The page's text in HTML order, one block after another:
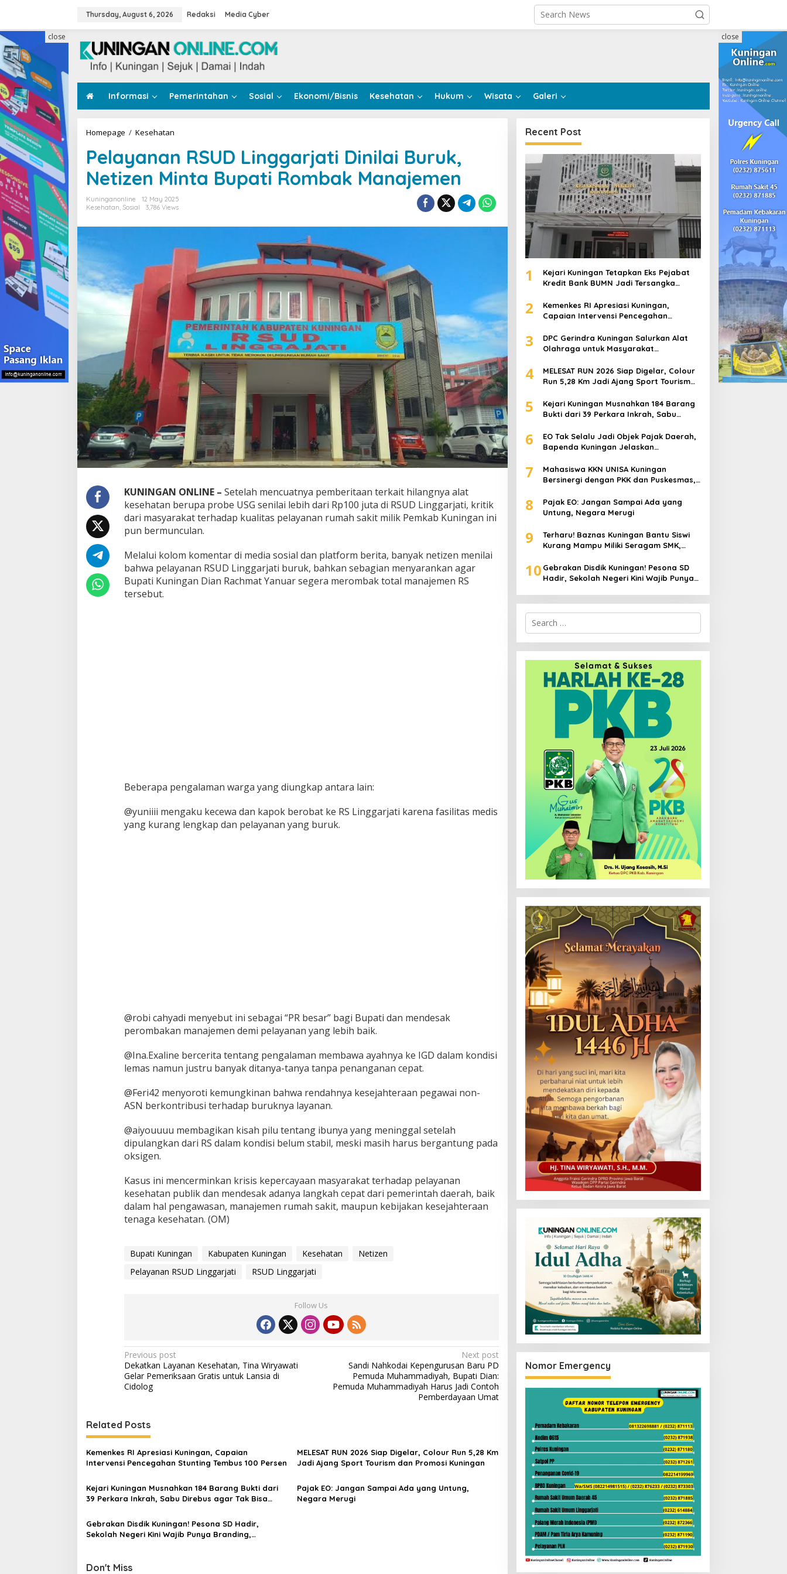
Thursday, August 6, 2026 Redaksi Media Cyber
Informasi Pemerintahan Sosial Ekonomi/Bisnis Kesehatan Hukum Wisata Galeri
close close
Homepage / Kesehatan
Linggarjati
Dinilai
Buruk,
Netizen
Minta
Bupati
Manajemen
Pelayanan RSUD Linggarjati Dinilai Buruk,
Netizen Minta Bupati Rombak Manajemen
Kuninganonline
12 May 2025
Kesehatan Sosial 3,786 Views
KUNINGAN ONLINE – Setelah mencuatnya pemberitaan terkait hilangnya alat
kesehatan berupa probe USG senilai lebih dari Rp100 juta di RSUD Linggarjati, kritik
dari masyarakat terhadap kualitas pelayanan rumah sakit milik Pemkab Kuningan ini
pun bermunculan.
Melalui kolom komentar di media sosial dan platform berita, banyak netizen menilai
bahwa pelayanan RSUD Linggarjati buruk, bahkan sebagian menyarankan agar
Bupati Kuningan Dian Rachmat Yanuar segera merombak total manajemen RS
tersebut.
Beberapa pengalaman warga yang diungkap antara lain:
@yuniiii mengaku kecewa dan kapok berobat ke RS Linggarjati karena fasilitas medis
yang kurang lengkap dan pelayanan yang buruk.
@robi cahyadi menyebut ini sebagai “PR besar” bagi Bupati dan mendesak
perombakan manajemen demi pelayanan yang lebih baik.
@Ina.Exaline bercerita tentang pengalaman membawa ayahnya ke IGD dalam kondisi
lemas namun justru banyak ditanya-tanya tanpa penanganan cepat.
@Feri42 menyoroti kemungkinan bahwa rendahnya kesejahteraan pegawai non-
ASN berkontribusi terhadap buruknya layanan.
@aiyouuuu membagikan kisah pilu tentang ibunya yang meninggal setelah
dipulangkan dari RS dalam kondisi belum stabil, meski masih harus bergantung pada
oksigen.
Kasus ini mencerminkan krisis kepercayaan masyarakat terhadap pelayanan
kesehatan publik dan mendesak adanya langkah cepat dari pemerintah daerah, baik
dalam hal pengawasan, manajemen rumah sakit, maupun kebijakan kesejahteraan
tenaga kesehatan. (OM)
Bupati Kuningan Kabupaten Kuningan Kesehatan
Netizen
Pelayanan RSUD Linggarjati
RSUD Linggarjati
Follow Us
Post
navigation
Previous post
Dekatkan Layanan Kesehatan, Tina Wiryawati
Gelar Pemeriksaan Gratis untuk Lansia di
Cidolog
Next post
Sandi Nahkodai Kepengurusan Baru PD
Pemuda Muhammadiyah, Bupati Dian:
Pemuda Muhammadiyah Harus Jadi Contoh
Pemberdayaan Umat
Related Posts
Kemenkes RI Apresiasi Kuningan, Capaian
Intervensi Pencegahan Stunting Tembus 100 Persen
MELESAT RUN 2026 Siap Digelar, Colour Run 5,28 Km
Jadi Ajang Sport Tourism dan Promosi Kuningan
Kejari Kuningan Musnahkan 184 Barang Bukti dari
39 Perkara Inkrah, Sabu Direbus agar Tak Bisa
Pajak EO: Jangan Sampai Ada yang Untung,
Negara Merugi
Gebrakan Disdik Kuningan! Pesona SD Hadir,
Sekolah Negeri Kini Wajib Punya Branding,
Don't Miss
Recent Post
1
Kejari Kuningan Tetapkan Eks Pejabat
Kredit Bank BUMN Jadi Tersangka
2
Kemenkes RI Apresiasi Kuningan,
Capaian Intervensi Pencegahan
3
DPC Gerindra Kuningan Salurkan Alat
Olahraga untuk Masyarakat
Generasi Muda
4
MELESAT RUN 2026 Siap Digelar, Colour
Run 5,28 Km Jadi Ajang Sport Tourism
5
Kejari Kuningan Musnahkan 184 Barang
Bukti dari 39 Perkara Inkrah, Sabu
6
EO Tak Selalu Jadi Objek Pajak Daerah,
Bapenda Kuningan Jelaskan
7
Mahasiswa KKN UNISA Kuningan
Bersinergi dengan PKK dan Puskesmas,
hingga Perawatan Lansia
8
Pajak EO: Jangan Sampai Ada yang
Untung, Negara Merugi
9
Terharu! Baznas Kuningan Bantu Siswi
Kurang Mampu Miliki Seragam SMK,
Padam
10 Gebrakan Disdik Kuningan! Pesona SD
Hadir, Sekolah Negeri Kini Wajib Punya
Search
for:
Nomor Emergency